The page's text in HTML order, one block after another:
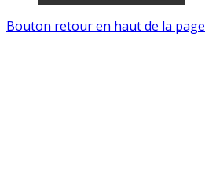
Bouton retour en haut de la page